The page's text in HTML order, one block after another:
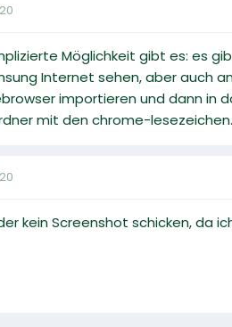
Möglichkeit gibt es: es
Internet sehen, aber auch
importieren und dann in
mit den chrome-lesezeichen.
kein Screenshot schicken, da